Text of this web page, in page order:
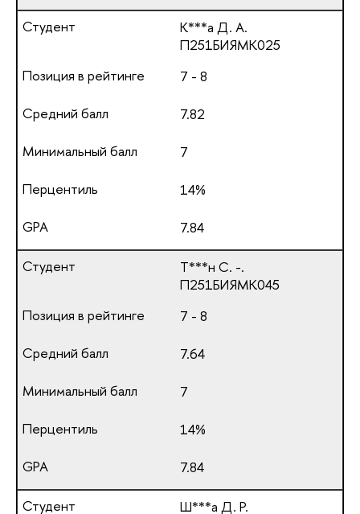
К***а Д. А.
П251БИЯМК025
7 - 8
7.82
7
14%
7.84
Т***н С. -.
П251БИЯМК045
7 - 8
7.64
7
14%
7.84
Ш***а Д. Р.